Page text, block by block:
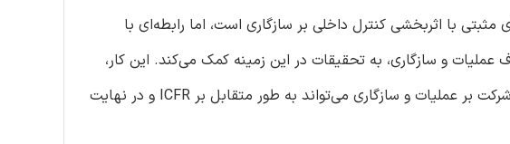
با اثربخشی کنترل داخلی بر سازگاری است، اما رابطه‌ای با
عملیات و سازگاری، به تحقیقات در این زمینه کمک می‌کند. این کار،
مفاهیم مهمی را برای ذینفعان و کارشناسان نیز فراهم می‌کند، زیرا کنترل شرکت بر عملیات و سازگاری می‌تواند به طور متقابل بر ICFR و در نهایت